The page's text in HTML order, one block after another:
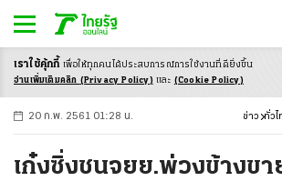
-ก ก ก+
20 ก.พ. 2561 01:28 น. ข่าว ทั่วไ
เก๋งซิ่งชนจยย.พ่วงข้างขา
เราใช้คุ้กกี้ เพื่อให้ทุกคนได้ประสบการณ์การใช้งานที่ดียิ่งขึ้น
อ่านเพิ่มเติมคลิก (Privacy Policy) และ (Cookie Policy)